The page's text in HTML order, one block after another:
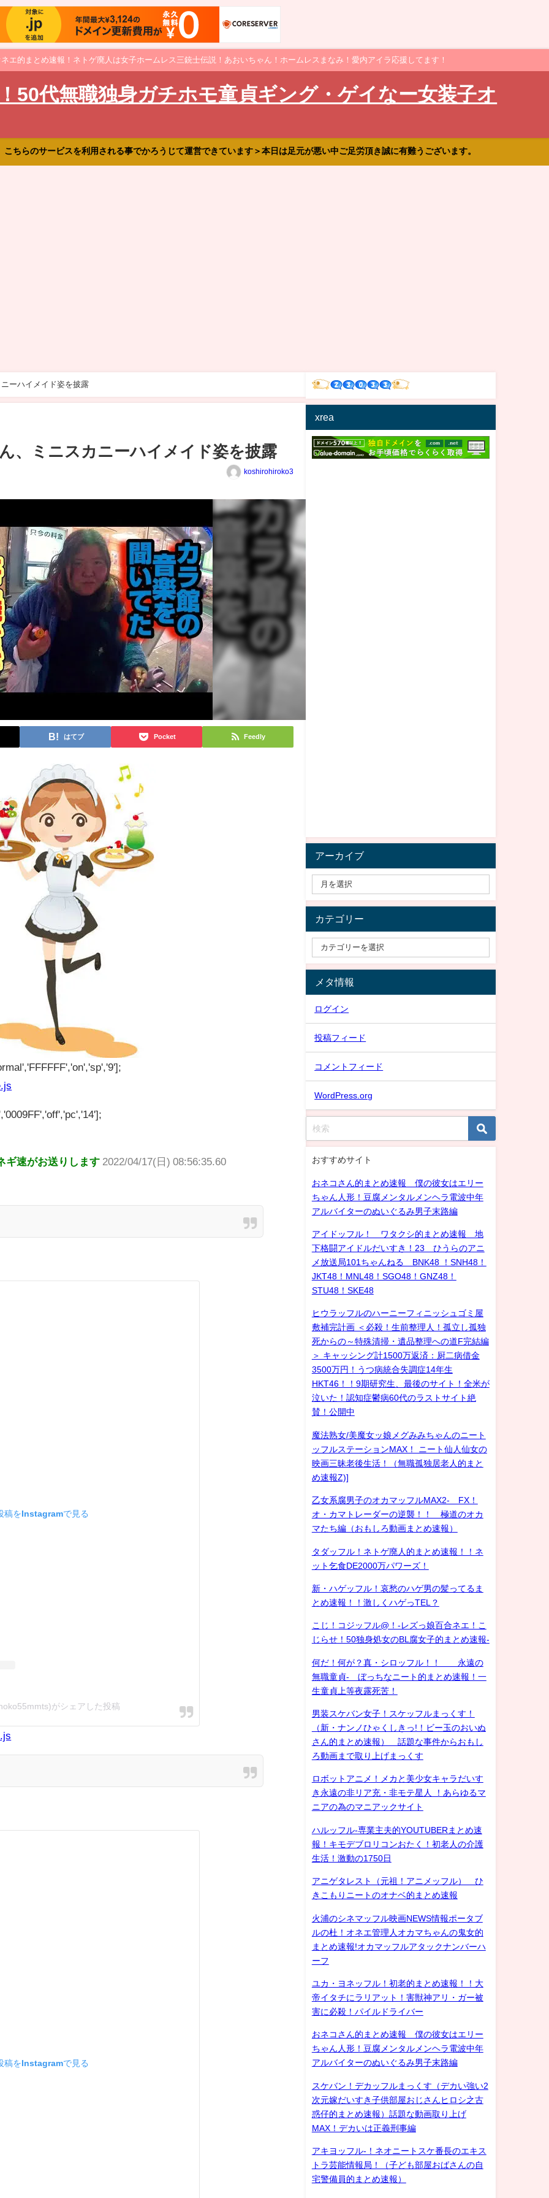
エ的まとめ速報！ネトゲ廃人は女子ホームレス三銃士伝説！あおいちゃん！ホームレスまなみ！愛内アイラ応援してます！
50代無職独身ガチホモ童貞ギング・ゲイなー女装子オ
ちらのサービスを利用される事でかろうじて運営できています＞本日は足元が悪い中ご足労頂き誠に有難うございます。
ーハイメイド姿を披露
、ミニスカニーハイメイド姿を披露
koshirohiroko3
はてブ Pocket Feedly
ギ速がお送りします 2022/04/17(日) 08:56:35.60
稿をInstagramで見る
がシェアした投稿
稿をInstagramで見る
xrea
アーカイブ
カテゴリー
メタ情報
ログイン
投稿フィード
コメントフィード
WordPress.org
おすすめサイト
おネコさん的まとめ速報 僕の彼女はエリー
ちゃん人形！豆腐メンタルメンヘラ電波中年
アルバイターのぬいぐるみ男子末路編
アイドッフル！ ワタクシ的まとめ速報 地
下格闘アイドルだいすき！23 ひうらのアニ
メ放送局101ちゃんねる BNK48 ！SNH48！
JKT48！MNL48！SGO48！GNZ48！
STU48！SKE48
ヒウラッフルのハーニーフィニッシュゴミ屋
敷補完計画 ＜必殺！生前整理人！孤立し孤独
死からの～特殊清掃・遺品整理への道F完結編
＞ キャッシング計1500万返済：厨二病借金
3500万円！うつ病統合失調症14年生
HKT46！！9期研究生、最後のサイト！全米が
泣いた！認知症鬱病60代のラストサイト絶
賛！公開中
魔法熟女/美魔女ッ娘メグみみちゃんのニート
ッフルステーションMAX！ ニート仙人仙女の
映画三昧老後生活！（無職孤独居老人的まと
め速報Z)]
乙女系腐男子のオカマッフルMAX2- FX！
オ・カマトレーダーの逆襲！！ 極道のオカ
マたち編（おもしろ動画まとめ速報）
タダッフル！ネトゲ廃人的まとめ速報！！ネ
ット乞食DE2000万パワーズ！
新・ハゲッフル！哀愁のハゲ男の髪ってるま
とめ速報！！激しくハゲっTEL？
こじ！コジッフル@！-レズっ娘百合ネエ！こ
じらせ！50独身処女のBL腐女子的まとめ速報-
何だ！何が？真・シロッフル！！ 永遠の
無職童貞- ぼっちなニート的まとめ速報！一
生童貞上等夜露死苦！
男装スケバン女子！スケッフルまっくす！
（新・ナンノひゃくしきっ!！ビー玉のおいぬ
さん的まとめ速報） 話題な事件からおもし
ろ動画まで取り上げまっくす
ロボットアニメ！メカと美少女キャラだいす
き永遠の非リア充・非モテ星人 ！あらゆるマ
ニアの為のマニアックサイト
ハルッフル-専業主夫的YOUTUBERまとめ速
報！キモデブロリコンおたく！初老人の介護
生活！激動の1750日
アニゲタレスト（元祖！アニメッフル） ひ
きこもりニートのオナベ的まとめ速報
火浦のシネマッフル映画NEWS情報ポータブ
ルの杜！オネエ管理人オカマちゃんの鬼女的
まとめ速報!オカマッフルアタックナンバーハ
ーフ
ユカ・ヨネッフル！初老的まとめ速報！！大
帝イタチにラリアット！害獣神アリ・ガー被
害に必殺！パイルドライバー
おネコさん的まとめ速報 僕の彼女はエリー
ちゃん人形！豆腐メンタルメンヘラ電波中年
アルバイターのぬいぐるみ男子末路編
スケバン！デカッフルまっくす（デカい強い2
次元嫁だいすき子供部屋おじさんヒロシ之古
惑仔的まとめ速報）話題な動画取り上げ
MAX！デカいは正義刑事編
アキヨッフル-！ネオニートスケ番長のエキス
トラ芸能情報局！（子ども部屋おばさんの自
宅警備員的まとめ速報）